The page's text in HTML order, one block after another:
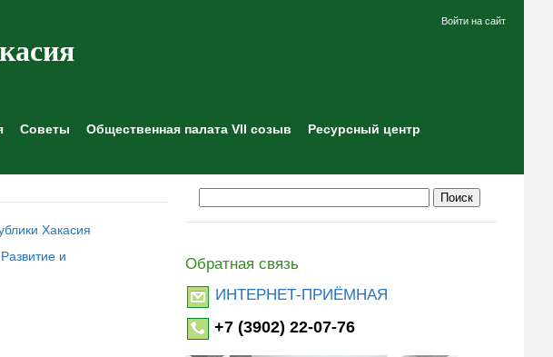
Войти на сайт
Советы Общественная палата VII созыв
Ресурсный центр
Хакасия
и
Обратная связь
ИНТЕРНЕТ-ПРИЁМНАЯ
+7 (3902) 22-07-76